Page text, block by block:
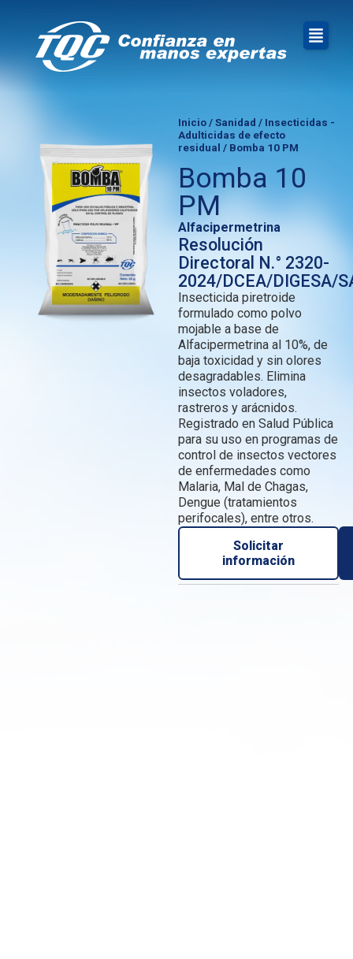
Inicio /Sanidad / Insecticidas -
Adulticidas de efecto
residual / Bomba 10 PM
Bomba 10
PM
Alfacipermetrina
Resolución
Directoral N.° 2320-
2024/DCEA/DIGESA/
Insecticida piretroide
formulado como polvo
mojable a base de
Alfacipermetrina al 10%, de
baja toxicidad y sin olores
desagradables. Elimina
insectos voladores,
rastreros y arácnidos.
Registrado en Salud Pública
para su uso en programas de
control de insectos vectores
de enfermedades como
Malaria, Mal de Chagas,
Dengue (tratamientos
perifocales), entre otros.
Solicitar
información